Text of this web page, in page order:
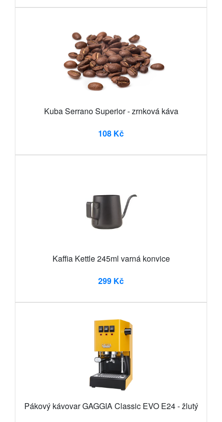
Kuba Serrano Superior - zrnková káva
108 Kč
Kaffia Kettle 245ml varná konvice
299 Kč
Pákový kávovar GAGGIA Classic EVO E24 - žlutý